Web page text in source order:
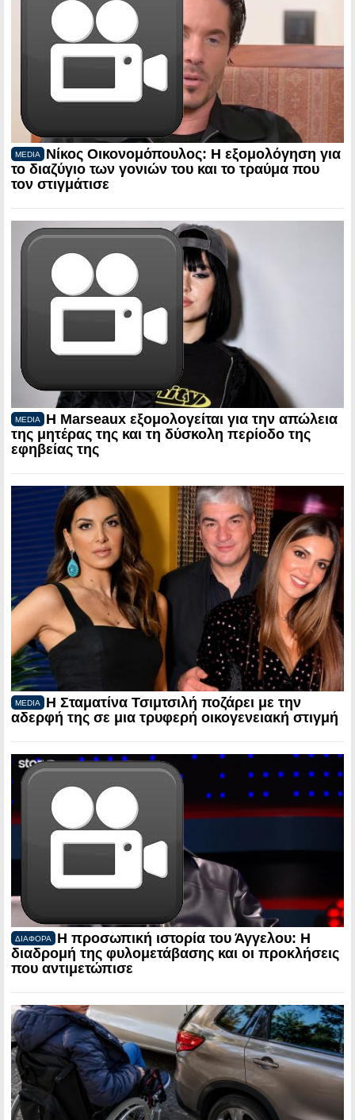
MEDIA
Νίκος Οικονομόπουλος: Η εξομολόγηση για
το διαζύγιο των γονιών του και το τραύμα που
τον στιγμάτισε
MEDIA
Η Marseaux εξομολογείται για την απώλεια
της μητέρας της και τη δύσκολη περίοδο της
εφηβείας της
MEDIA
Η Σταματίνα Τσιμτσιλή ποζάρει με την
αδερφή της σε μια τρυφερή οικογενειακή στιγμή
ΔΙΑΦΟΡΑ
Η προσωπική ιστορία του Άγγελου: Η
διαδρομή της φυλομετάβασης και οι προκλήσεις
που αντιμετώπισε